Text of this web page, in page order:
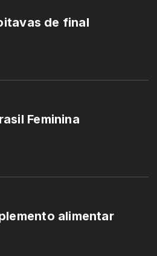
de final
Feminina
alimentar